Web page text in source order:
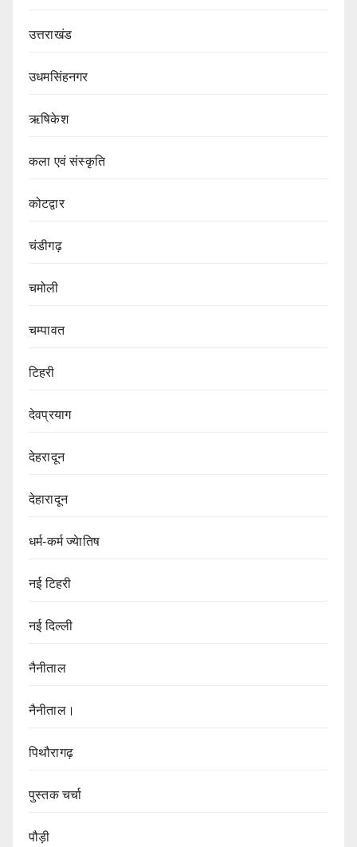
उत्तराखंड
उधमसिंहनगर
ऋषिकेश
कला एवं संस्कृति
कोटद्वार
चंडीगढ़
चमोली
चम्पावत
टिहरी
देवप्रयाग
देहरादून
देहारादून
धर्म-कर्म ज्येातिष
नई टिहरी
नई दिल्ली
नैनीताल
नैनीताल।
पिथौरागढ़
पुस्तक चर्चा
पौड़ी